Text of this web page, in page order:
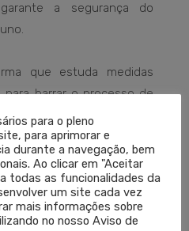
a segurança do
que estuda medidas
para barrar o processo de
de 2020.
para o pleno
para aprimorar e
durante a navegação, bem
Ao clicar em "Aceitar
todas as funcionalidades da
um site cada vez
mais informações sobre
no nosso Aviso de